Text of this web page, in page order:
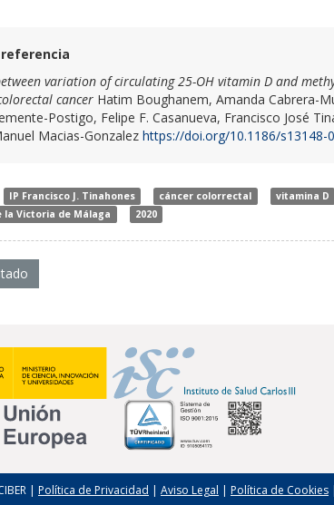
variation of circulating 25-OH vitamin D and
cancer Hatim Boughanem, Amanda Cabrera-
Postigo, Felipe F. Casanueva, Francisco José
Macias-Gonzalez https://doi.org/10.1186/s13148-
IP Francisco J. Tinahones cáncer colorrectal vitamina D
la Victoria de Málaga
2020
| Política de Privacidad | Aviso Legal | Política de Cookies |